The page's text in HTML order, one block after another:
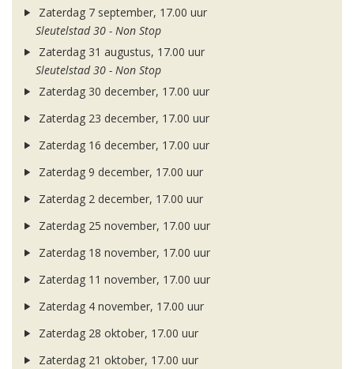
Zaterdag 7 september, 17.00 uur
Sleutelstad 30 - Non Stop
Zaterdag 31 augustus, 17.00 uur
Sleutelstad 30 - Non Stop
Zaterdag 30 december, 17.00 uur
Zaterdag 23 december, 17.00 uur
Zaterdag 16 december, 17.00 uur
Zaterdag 9 december, 17.00 uur
Zaterdag 2 december, 17.00 uur
Zaterdag 25 november, 17.00 uur
Zaterdag 18 november, 17.00 uur
Zaterdag 11 november, 17.00 uur
Zaterdag 4 november, 17.00 uur
Zaterdag 28 oktober, 17.00 uur
Zaterdag 21 oktober, 17.00 uur